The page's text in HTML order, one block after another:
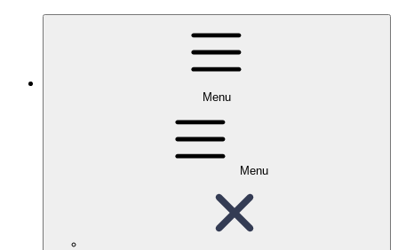
Menu
Menu